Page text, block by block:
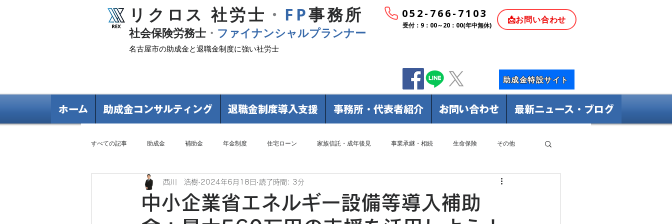
リクロス 社労士 ・ FP事務所
​社会保険労務士 ・ ファイナンシャルプランナー
052-766-7103
受付：9：00～20：00(年中無休)
📩お問い合わせ
名古屋市の助成金と退職金制度に強い社労士
助成金特設サイト
ホーム 助成金コンサルティング 退職金制度導入支援 事務所・代表者紹介 お問い合わせ 最新ニュース・ブログ
すべての記事 助成金 補助金 年金制度 住宅ローン 家族信託・成年後見 事業承継・相続 生命保険 その他
中小企業省エネルギー設備等導入補助
西川 浩樹 2024年6月18日 読了時間: 3分